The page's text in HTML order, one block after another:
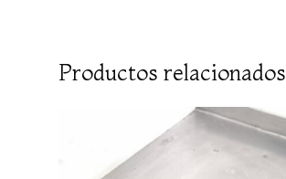
Productos relacionados